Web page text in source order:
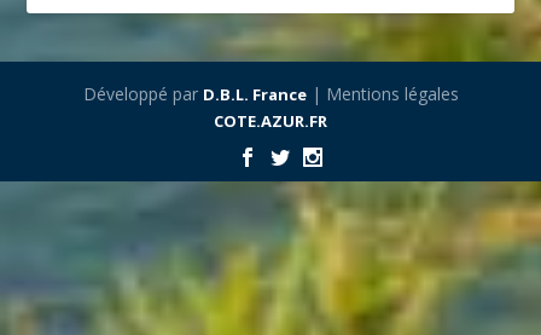
Développé par D.B.L. France| Mentions légales
COTE.AZUR.FR